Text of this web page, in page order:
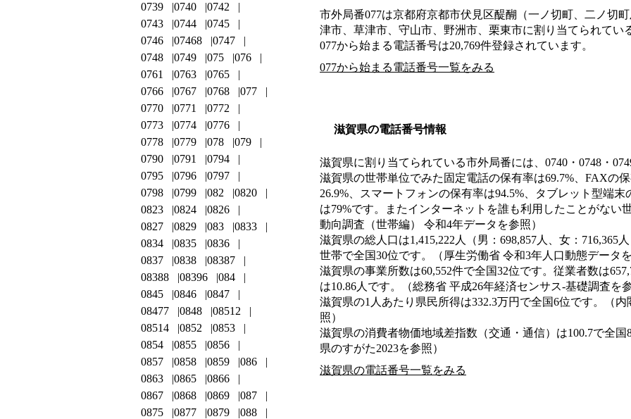
市外局番077は京都府京都市伏見区醍醐（一ノ切町、二ノ切
津市、草津市、守山市、野洲市、栗東市に割り当てられてい
077から始まる電話番号は20,769件登録されています。
077から始まる電話番号一覧をみる
滋賀県の電話番号情報
滋賀県に割り当てられている市外局番には、0740・0748・
滋賀県の世帯単位でみた固定電話の保有率は69.7%、FAXの
26.9%、スマートフォンの保有率は94.5%、タブレット型端
は79%です。またインターネットを誰も利用したことがない
動向調査（世帯編） 令和4年データを参照）
滋賀県の総人口は1,415,222人（男：698,857人、女：716,365
世帯で全国30位です。（厚生労働省 令和3年人口動態データを
滋賀県の事業所数は60,552件で全国32位です。従業者数は
は10.86人です。（総務省 平成26年経済センサス‐基礎調査を参
滋賀県の1人あたり県民所得は332.3万円で全国6位です。（
照）
滋賀県の消費者物価地域差指数（交通・通信）は100.7で全
県のすがた2023を参照）
滋賀県の電話番号一覧をみる
0739
0740
0742
0743
0744
0745
0746
07468
0747
0748
0749 075
076
0761
0763
0765
0766
0767 0768
077
0770
0771
0772
0773
0774
0776
0778
0779 078
079
0790
0791
0794
0795
0796
0797
0798
0799 082
0820
0823
0824
0826
0827
0829 083
0833
0834
0835
0836
0837
0838
08387
08388
08396
084
0845
0846
0847
08477
0848
08512
08514
0852
0853
0854
0855
0856
0857
0858 0859
086
0863
0865
0866
0867
0868 0869
087
0875
0877 0879
088